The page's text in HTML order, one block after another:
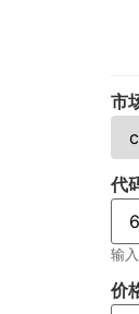
市
代
输
价